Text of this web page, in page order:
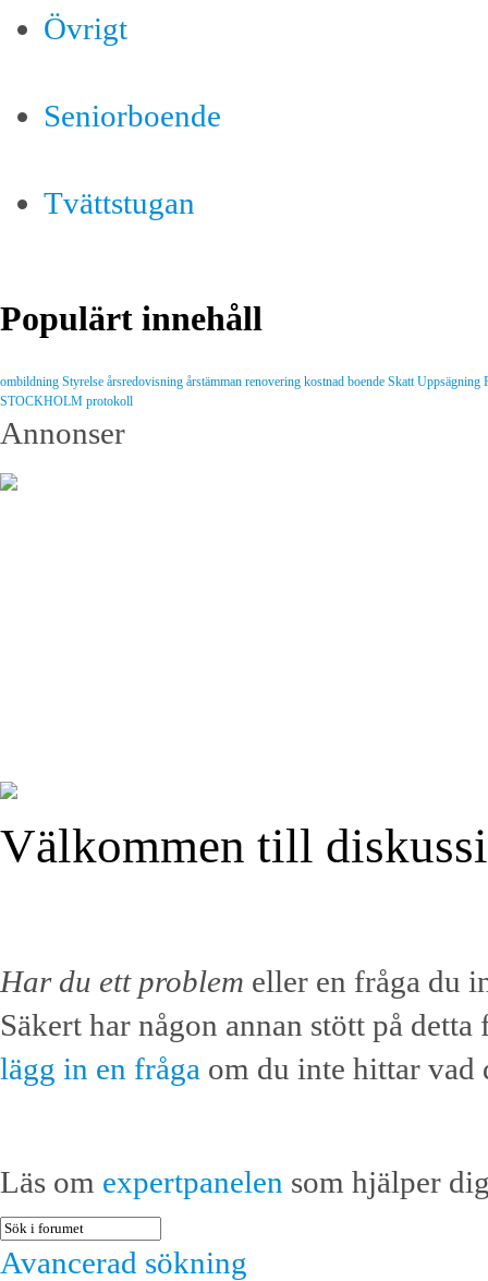
Övrigt
Seniorboende
Tvättstugan
Populärt innehåll
ombildning Styrelse årsredovisning årstämman renovering kostnad boende Skatt Uppsägning
STOCKHOLM protokoll
Annonser
Välkommen till
Har du ett problem eller en fråga du
Säkert har någon annan stött på
lägg in en fråga om du inte hittar vad
Läs om expertpanelen som hjälper
Avancerad sökning